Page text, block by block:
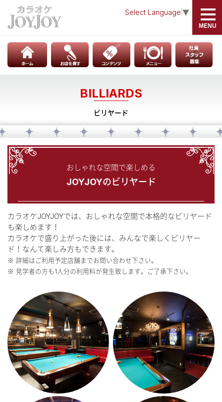
Select Language ▼
MENU
INFORMATION
お知らせ
JOYJOYの学割
社員・アルバイト募集
ABOUT
カラオケ
JOY Choice
ダーツ
ビリヤード
麻雀格闘倶楽部
MENU
PICK UP
FOODS
OTHERS
物件情報募集
関連リンク
BILLIARDS
ビリヤード
おしゃれな空間で楽しめる
JOYJOYのビリヤード
カラオケJOYJOYでは、おしゃれな空間で本格的なビリヤード
も楽しめます！
カラオケで盛り上がった後には、みんなで楽しくビリヤー
ド！なんて楽しみ方もできます。
※ 詳細はご利用予定店舗までお問い合わせ下さい。
※ 見学者の方も1人分の利用料が発生致します。ご了承下さい。